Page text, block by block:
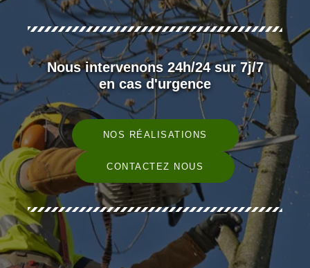
Nous intervenons 24h/24 sur 7j/7
en cas d'urgence
NOS RÉALISATIONS
CONTACTEZ NOUS